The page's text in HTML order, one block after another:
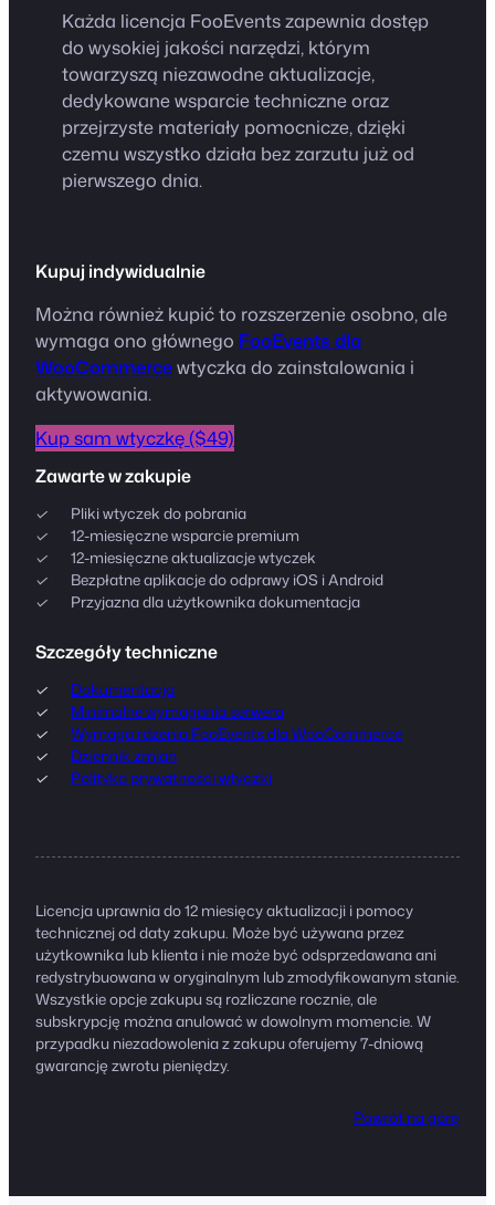
Każda licencja FooEvents zapewnia dostęp
do wysokiej jakości narzędzi, którym
towarzyszą niezawodne aktualizacje,
dedykowane wsparcie techniczne oraz
przejrzyste materiały pomocnicze, dzięki
czemu wszystko działa bez zarzutu już od
pierwszego dnia.
Kupuj indywidualnie
Można również kupić to rozszerzenie osobno, ale
wymaga ono głównego FooEvents dla
WooCommercewtyczka do zainstalowania i
aktywowania.
Kup sam wtyczkę ($49)
Zawarte w zakupie
Pliki wtyczek do pobrania
12-miesięczne wsparcie premium
12-miesięczne aktualizacje wtyczek
Bezpłatne aplikacje do odprawy iOS i Android
Przyjazna dla użytkownika dokumentacja
Szczegóły techniczne
Dokumentacja
Minimalne wymagania serwera
Wymaga rdzenia FooEvents dla WooCommerce
Dziennik zmian
Polityka prywatności wtyczki
Licencja uprawnia do 12 miesięcy aktualizacji i pomocy
technicznej od daty zakupu. Może być używana przez
użytkownika lub klienta i nie może być odsprzedawana ani
redystrybuowana w oryginalnym lub zmodyfikowanym stanie.
Wszystkie opcje zakupu są rozliczane rocznie, ale
subskrypcję można anulować w dowolnym momencie. W
przypadku niezadowolenia z zakupu oferujemy 7-dniową
gwarancję zwrotu pieniędzy.
Powrót na górę